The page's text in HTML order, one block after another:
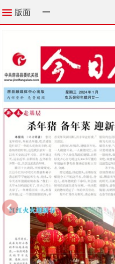
版面 一